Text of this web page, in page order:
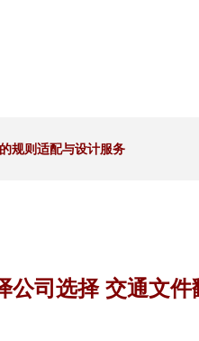
规则适配与设计服务
公司选择 交通文